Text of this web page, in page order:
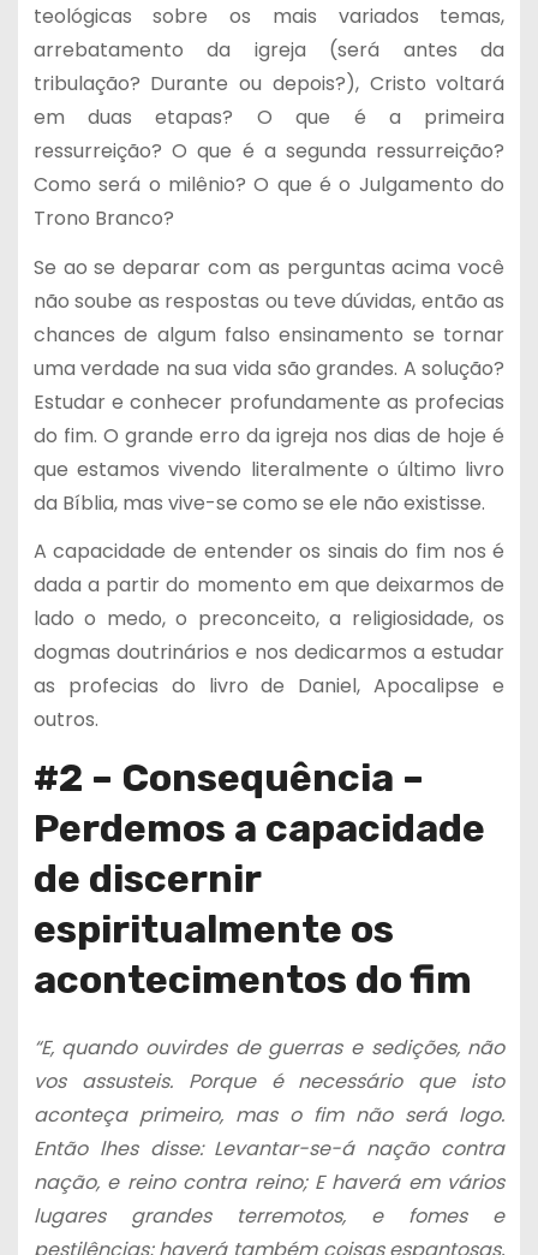
teológicas sobre os mais variados temas,
arrebatamento da igreja (será antes da
tribulação? Durante ou depois?), Cristo voltará
em duas etapas? O que é a primeira
ressurreição? O que é a segunda ressurreição?
Como será o milênio? O que é o Julgamento do
Trono Branco?
Se ao se deparar com as perguntas acima você
não soube as respostas ou teve dúvidas, então as
chances de algum falso ensinamento se tornar
uma verdade na sua vida são grandes. A solução?
Estudar e conhecer profundamente as profecias
do fim. O grande erro da igreja nos dias de hoje é
que estamos vivendo literalmente o último livro
da Bíblia, mas vive-se como se ele não existisse.
A capacidade de entender os sinais do fim nos é
dada a partir do momento em que deixarmos de
lado o medo, o preconceito, a religiosidade, os
dogmas doutrinários e nos dedicarmos a estudar
as profecias do livro de Daniel, Apocalipse e
outros.
#2 – Consequência –
Perdemos a capacidade
de discernir
espiritualmente os
acontecimentos do fim
“E, quando ouvirdes de guerras e sedições, não
vos assusteis. Porque é necessário que isto
aconteça primeiro, mas o fim não será logo.
Então lhes disse: Levantar-se-á nação contra
nação, e reino contra reino; E haverá em vários
lugares grandes terremotos, e fomes e